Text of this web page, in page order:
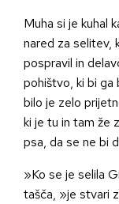
Muha si je kuhal
nared za selitev,
pospravil in
pohištvo, ki bi ga
bilo je zelo
ki je tu in tam že
psa, da se ne bi
»Ko se je selila
tašča, »je stvari